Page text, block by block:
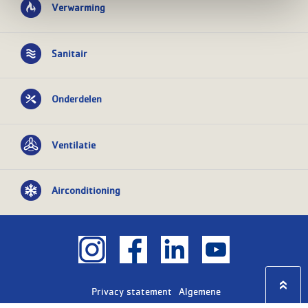
Verwarming
Sanitair
Onderdelen
Ventilatie
Airconditioning
Privacy statement
Algemene